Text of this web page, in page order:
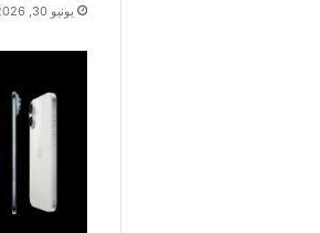
يونيو 30, 2026